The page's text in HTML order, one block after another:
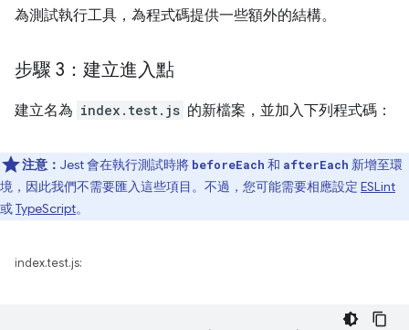
為測試執行工具，為程式碼提供一些額外的結構。
步驟 3：建立進入點
建立名為 index.test.js 的新檔案，並加入下列程式碼：
注意： Jest 會在執行測試時將 beforeEach 和 afterEach 新增至環
境，因此我們不需要匯入這些項目。不過，您可能需要相應設定 ESLint
或TypeScript。
index.test.js: